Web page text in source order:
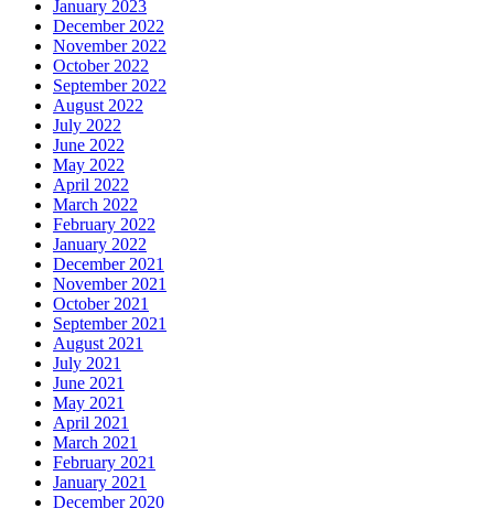
January 2023
December 2022
November 2022
October 2022
September 2022
August 2022
July 2022
June 2022
May 2022
April 2022
March 2022
February 2022
January 2022
December 2021
November 2021
October 2021
September 2021
August 2021
July 2021
June 2021
May 2021
April 2021
March 2021
February 2021
January 2021
December 2020